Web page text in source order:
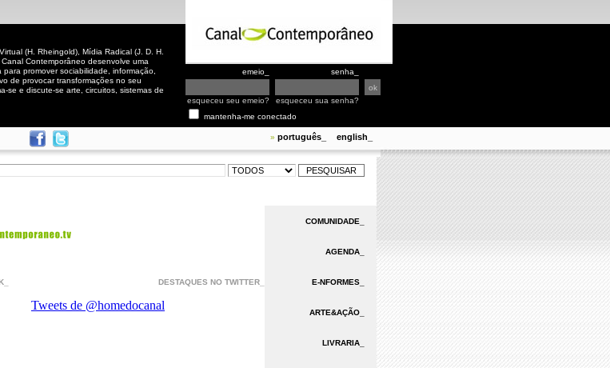
(H. Rheingold), Mídia Radical (J. D. H.
Contemporâneo desenvolve uma
promover sociabilidade, informação,
de provocar transformações no seu
se e discute-se arte, circuitos, sistemas de
emeio_ senha_
esqueceu seu emeio?
esqueceu sua senha?
mantenha-me conectado
» português_ english_
DESTAQUES NO TWITTER_
COMUNIDADE_
AGENDA_
E-NFORMES_
ARTE&AÇÃO_
LIVRARIA_